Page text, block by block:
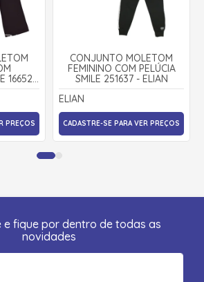
16652 -
PREÇOS
CONJUNTO MOLETOM
FEMININO COM PELÚCIA
SMILE 251637 - ELIAN
ELIAN
CADASTRE-SE PARA VER PREÇOS
e fique por dentro de todas as
novidades